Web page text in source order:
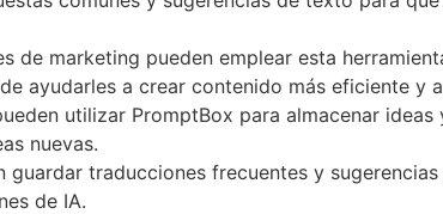
de marketing pueden emplear esta
ayudarles a crear contenido más eficiente y
utilizar PromptBox para almacenar
nuevas.
guardar traducciones frecuentes y
de IA.